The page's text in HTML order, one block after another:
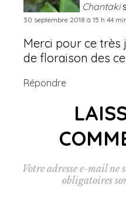
Chantaki
30 septembre 2018 à 15 h 44
Merci pour ce très
de floraison des
Répondre
Votre adresse e-mail ne
obligatoires